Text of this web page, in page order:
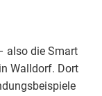
also die Smart
Walldorf. Dort